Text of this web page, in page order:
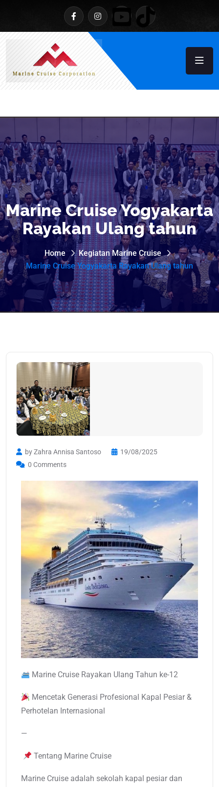
Marine Cruise Yogyakarta
Rayakan Ulang tahun
Home
Kegiatan Marine Cruise
Marine Cruise Yogyakarta Rayakan Ulang tahun
by Zahra Annisa Santoso
19/08/2025
0 Comments
Marine Cruise Rayakan Ulang Tahun ke-12
Mencetak Generasi Profesional Kapal Pesiar &
Perhotelan Internasional
—
Tentang Marine Cruise
Marine Cruise adalah sekolah kapal pesiar dan